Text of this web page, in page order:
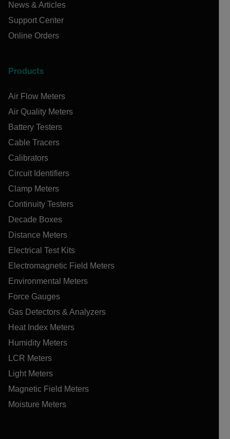
News & Articles
Support Center
Online Orders
Products
Air Flow Meters
Air Quality Meters
Battery Testers
Cable Tracers
Calibrators
Circuit Identifiers
Clamp Meters
Continuity Testers
Decade Boxes
Distance Meters
Electrical Test Kits
Electromagnetic Field Meters
Environmental Meters
Force Gauges
Gas Detectors & Analyzers
Heat Index Meters
Humidity Meters
LCR Meters
Light Meters
Magnetic Field Meters
Moisture Meters